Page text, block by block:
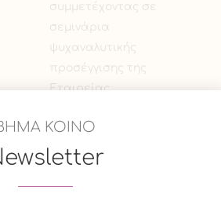
συμμετέχοντας σε
σεμινάρια
ψυχαναλυτικής
προσέγγισης της
Εταιρείας
Ψυχοθεραπείας Παιδιού
& Εφήβου, της
Association-Hellenic
ΚΟΙΝΟ